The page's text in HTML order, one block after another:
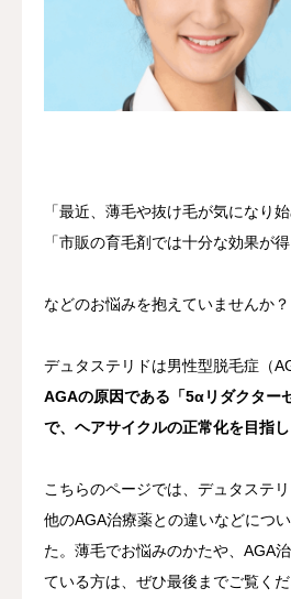
「最近、薄毛や抜け毛が気になり始
「市販の育毛剤では十分な効果が
などのお悩みを抱えていませんか？
デュタステリドは男性型脱毛症（
AGAの原因である「5αリダクター
で、ヘアサイクルの正常化を目指し
こちらのページでは、デュタステ
他のAGA治療薬との違いなどにつ
た。薄毛でお悩みのかたや、AGA
ている方は、ぜひ最後までご覧くだ
採用情報